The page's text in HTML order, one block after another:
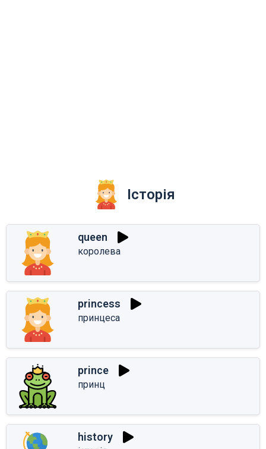
Історія
queen
королева
princess
принцеса
prince
принц
history